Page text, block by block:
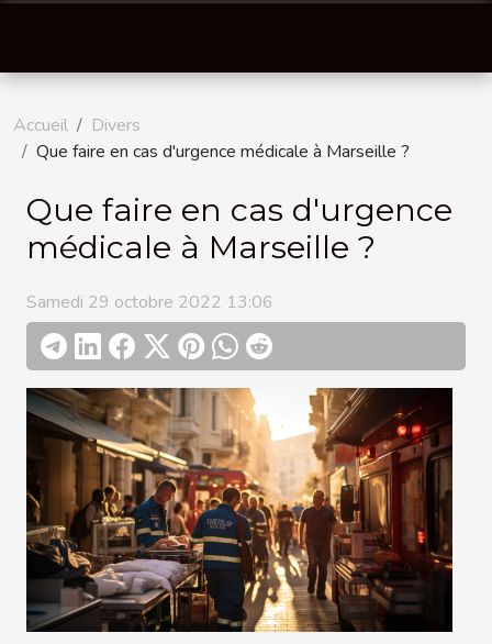
Accueil
Divers
Que faire en cas d'urgence médicale à Marseille ?
Que faire en cas d'urgence
médicale à Marseille ?
Samedi 29 octobre 2022 13:06